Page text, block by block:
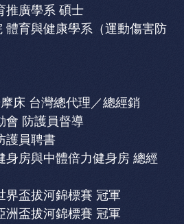
推廣學系 碩士
體育與健康學系（運動傷害防
摩床 台灣總代理／總經銷
會 防護員督導
護員聘書
身房與中體倍力健身房 總經
界盃拔河錦標賽 冠軍
洲盃拔河錦標賽 冠軍